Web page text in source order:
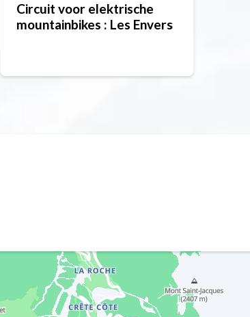
Circuit voor elektrische
mountainbikes : Les Envers